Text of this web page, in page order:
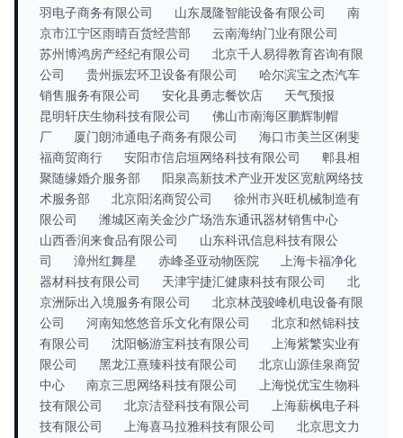
羽电子商务有限公司
山东晟隆智能设备有限公司
南
京市江宁区雨晴百货经营部
云南海纳门业有限公司
苏州博鸿房产经纪有限公司
北京千人易得教育咨询有限
公司
贵州振宏环卫设备有限公司
哈尔滨宝之杰汽车
销售服务有限公司
安化县勇志餐饮店
天气预报
昆明轩庆生物科技有限公司
佛山市南海区鹏辉制帽
厂
厦门朗沛通电子商务有限公司
海口市美兰区俐斐
福商贸商行
安阳市信启垣网络科技有限公司
郫县相
聚随缘婚介服务部
阳泉高新技术产业开发区宽航网络技
术服务部
北京阳洺商贸公司
徐州市兴旺机械制造有
限公司
潍城区南关金沙广场浩东通讯器材销售中心
山西香润来食品有限公司
山东科讯信息科技有限公
司
漳州红舞星 赤峰圣亚动物医院
上海卡福净化
器材科技有限公司
天津宇捷汇健康科技有限公司
北
京洲际出入境服务有限公司
北京林茂骏峰机电设备有限
公司
河南知悠悠音乐文化有限公司
北京和然锦科技
有限公司
沈阳畅游宝科技有限公司
上海紫繁实业有
限公司
黑龙江熹臻科技有限公司
北京山源佳泉商贸
中心
南京三思网络科技有限公司
上海悦优宝生物科
技有限公司
北京洁登科技有限公司
上海薪枫电子科
技有限公司
上海喜马拉雅科技有限公司
北京思文力